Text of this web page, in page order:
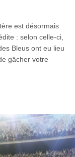
est désormais
: selon celle-ci,
Bleus ont eu lieu
gâcher votre